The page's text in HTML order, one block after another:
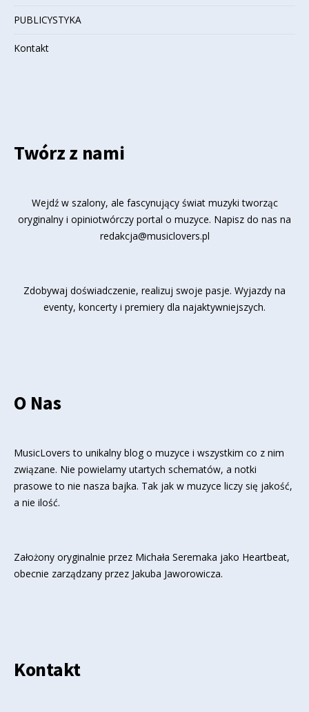
PUBLICYSTYKA
Kontakt
Twórz z nami
Wejdź w szalony, ale fascynujący świat muzyki tworząc
oryginalny i opiniotwórczy portal o muzyce. Napisz do nas na
redakcja@musiclovers.pl
Zdobywaj doświadczenie, realizuj swoje pasje. Wyjazdy na
eventy, koncerty i premiery dla najaktywniejszych.
O Nas
MusicLovers to unikalny blog o muzyce i wszystkim co z nim
związane. Nie powielamy utartych schematów, a notki
prasowe to nie nasza bajka. Tak jak w muzyce liczy się jakość,
a nie ilość.
Założony oryginalnie przez Michała Seremaka jako Heartbeat,
obecnie zarządzany przez Jakuba Jaworowicza.
Kontakt